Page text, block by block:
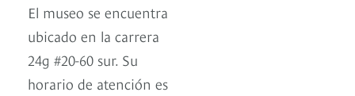
El museo se encuentra
ubicado en la carrera
24g #20-60 sur. Su
horario de atención es